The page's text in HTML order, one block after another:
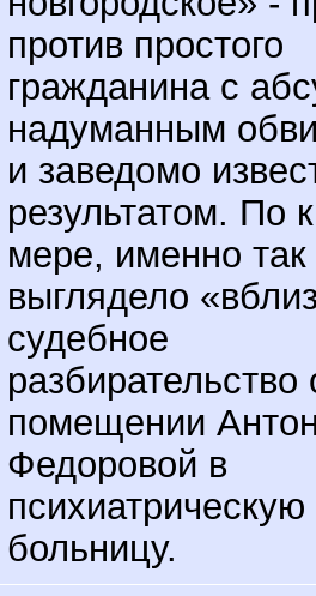
против простого
гражданина с
надуманным
и заведомо
результатом. По
мере, именно так
выглядело
судебное
разбирательство
помещении
Федоровой в
психиатрическую
больницу.